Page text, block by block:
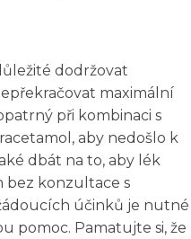
dodržovat
maximální
při kombinaci s
aby nedošlo k
dbát na to, aby lék
bez konzultace s
účinků je nutné
pomoc. Pamatujte si, že